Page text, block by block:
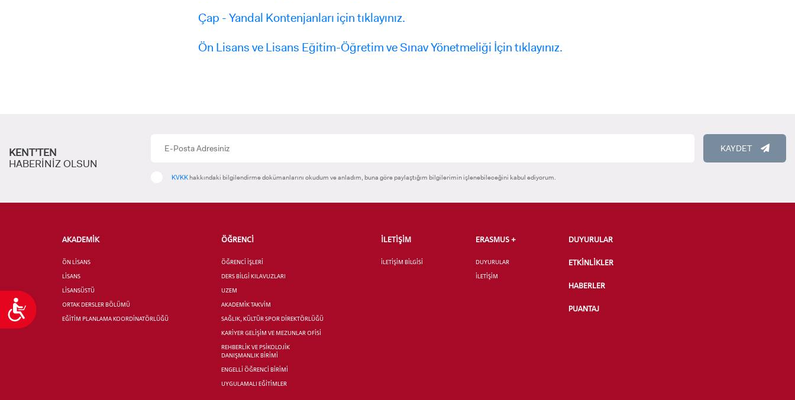
Ulaşılabilirlik
YATAY GEÇİŞ
Çap - Yandal Kontenjanları için tıklayınız.
Ön Lisans ve Lisans Eğitim-Öğretim ve Sınav Yönetmeliği İçin tıklayınız.
KENT’TEN
HABERİNİZ OLSUN
KAYDET
KVKK hakkındaki bilgilendirme dokümanlarını okudum ve anladım, buna göre paylaştığım bilgilerimin işlenebileceğini kabul ediyorum.
AKADEMİK
ÖN LİSANS
LİSANS
LİSANSÜSTÜ
ORTAK DERSLER BÖLÜMÜ
EĞİTİM PLANLAMA KOORDİNATÖRLÜĞÜ
ÖĞRENCİ
ÖĞRENCİ İŞLERİ
DERS BİLGİ KILAVUZLARI
UZEM
AKADEMİK TAKVİM
SAĞLIK, KÜLTÜR SPOR DİREKTÖRLÜĞÜ
KARİYER GELİŞİM VE MEZUNLAR OFİSİ
REHBERLİK VE PSİKOLOJİK
DANIŞMANLIK BİRİMİ
ENGELLİ ÖĞRENCİ BİRİMİ
UYGULAMALI EĞİTİMLER
İLETİŞİM
İLETİŞİM BİLGİSİ
ERASMUS +
DUYURULAR
İLETİŞİM
DUYURULAR
ETKİNLİKLER
HABERLER
PUANTAJ